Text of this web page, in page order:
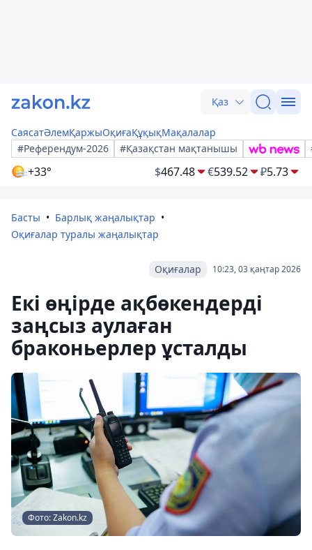
Қаз
СаясатӘлемҚаржыОқиғаҚұқықМақалалар
#Референдум-2026
#Қазақстан мақтанышы
+33° $467.48 €539.52 ₽5.73
Басты
Барлық жаңалықтар
Оқиғалар туралы жаңалықтар
10:23, 03 қаңтар 2026
Оқиғалар
Екі өңірде ақбөкендерді
заңсыз аулаған
браконьерлер ұсталды
Фото: Zakon.kz